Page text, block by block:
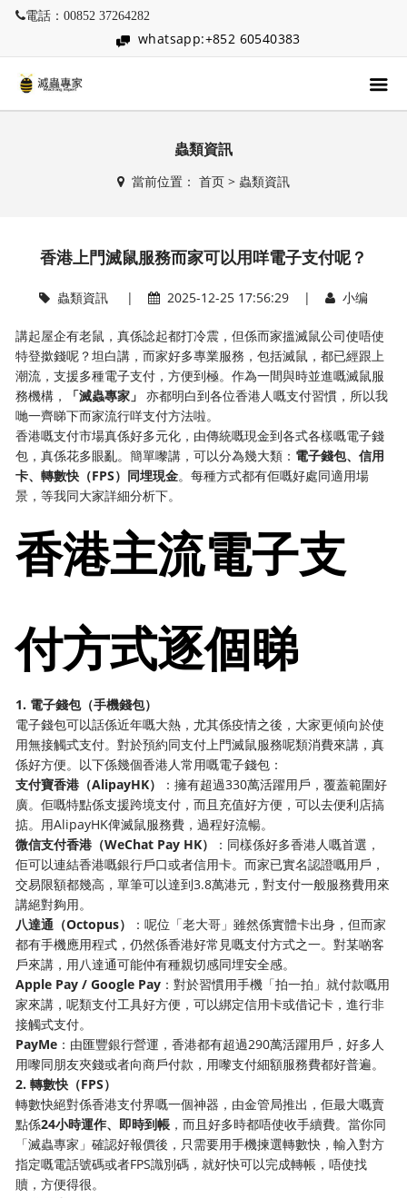
電話：00852 37264282
whatsapp:+852 60540383
蟲類資訊
當前位置： 首页> 蟲類資訊
香港上門滅鼠服務而家可以用咩電子支付呢？
蟲類資訊| 2025-12-25 17:56:29 | 小编
講起屋企有老鼠，真係諗起都打冷震，但係而家搵滅鼠公司使唔使
特登撳錢呢？坦白講，而家好多專業服務，包括滅鼠，都已經跟上
潮流，支援多種電子支付，方便到極。作為一間與時並進嘅滅鼠服
務機構，
「滅蟲專家」 ​ 亦都明白到各位香港人嘅支付習慣，所以我
哋一齊睇下而家流行咩支付方法啦。
香港嘅支付市場真係好多元化，由傳統嘅現金到各式各樣嘅電子錢
包，真係花多眼亂。簡單嚟講，可以分為幾大類： 電子錢包、信用
卡、轉數快（FPS）同埋現金。每種方式都有佢嘅好處同適用場
景，等我同大家詳細分析下。
香港主流電子支
付方式逐個睇
1. 電子錢包（手機錢包）
電子錢包可以話係近年嘅大熱，尤其係疫情之後，大家更傾向於使
用無接觸式支付。對於預約同支付上門滅鼠服務呢類消費來講，真
係好方便。以下係幾個香港人常用嘅電子錢包：
支付寶香港（AlipayHK）
：擁有超過330萬活躍用戶，覆蓋範圍好
廣。佢嘅特點係支援跨境支付，而且充值好方便，可以去便利店搞
掂。用AlipayHK俾滅鼠服務費，過程好流暢。
微信支付香港（WeChat Pay HK）
：同樣係好多香港人嘅首選，
佢可以連結香港嘅銀行戶口或者信用卡。而家已實名認證嘅用戶，
交易限額都幾高，單筆可以達到3.8萬港元，對支付一般服務費用來
講絕對夠用。
八達通（Octopus）
：呢位「老大哥」雖然係實體卡出身，但而家
都有手機應用程式，仍然係香港好常見嘅支付方式之一。對某啲客
戶來講，用八達通可能仲有種親切感同埋安全感。
Apple Pay / Google Pay ：對於習慣用手機「拍一拍」就付款嘅用
家來講，呢類支付工具好方便，可以綁定信用卡或借记卡，進行非
接觸式支付。
PayMe ：由匯豐銀行營運，香港都有超過290萬活躍用戶，好多人
用嚟同朋友夾錢或者向商戶付款，用嚟支付細額服務費都好普遍。
2. 轉數快（FPS）
轉數快絕對係香港支付界嘅一個神器，由金管局推出，佢最大嘅賣
點係24小時運作、即時到帳 ，而且好多時都唔使收手續費。當你同
「滅蟲專家」確認好報價後，只需要用手機揀選轉數快，輸入對方
指定嘅電話號碼或者FPS識別碼，就好快可以完成轉帳，唔使找
贖，方便得很。